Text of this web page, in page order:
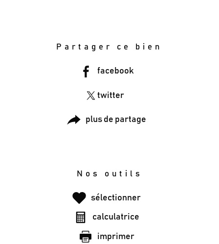
Partager ce bien
facebook
twitter
plus de partage
Nos outils
sélectionner
calculatrice
imprimer